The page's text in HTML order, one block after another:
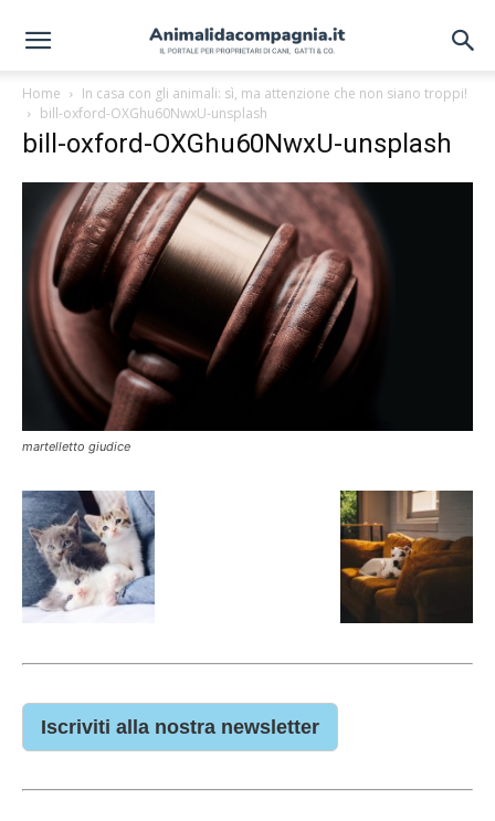
Home
In casa con gli animali: sì, ma attenzione che non siano troppi!
bill-oxford-OXGhu60NwxU-unsplash
bill-oxford-OXGhu60NwxU-unsplash
martelletto giudice
Iscriviti alla nostra newsletter